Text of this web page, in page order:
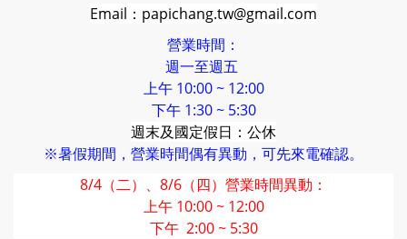
Email：papichang.tw@gmail.com
營業時間：
週一至週五
上午 10:00 ~ 12:00
下午 1:30 ~ 5:30
週末及國定假日：公休
※暑假期間，營業時間偶有異動，可先來電確認。
8/4（二）、8/6（四）營業時間異動：
上午 10:00 ~ 12:00
下午 2:00 ~ 5:30